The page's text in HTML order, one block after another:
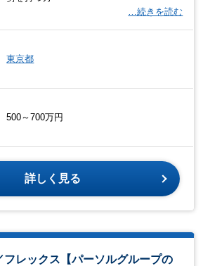
…続きを読む
東京都
500～700万円
詳しく見る
フレックス【パーソルグループの